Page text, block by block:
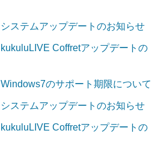
システムアップデートのお知らせ
kukuluLIVE Coffretアップデートの
Windows7のサポート期限について
システムアップデートのお知らせ
kukuluLIVE Coffretアップデートの